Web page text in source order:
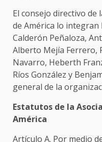
El consejo directivo de
de América lo integran
Calderón Peñaloza,
Alberto Mejía Ferrero,
Navarro, Heberth
Ríos González y
general de la
Estatutos de la
América
Artículo A. Por medio